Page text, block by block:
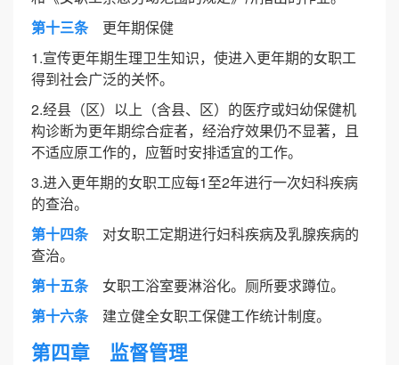
第十三条更年期保健
1.宣传更年期生理卫生知识，使进入更年期的女职工
得到社会广泛的关怀。
2.经县（区）以上（含县、区）的医疗或妇幼保健机
构诊断为更年期综合症者，经治疗效果仍不显著，且
不适应原工作的，应暂时安排适宜的工作。
3.进入更年期的女职工应每1至2年进行一次妇科疾病
的查治。
第十四条对女职工定期进行妇科疾病及乳腺疾病的
查治。
第十五条女职工浴室要淋浴化。厕所要求蹲位。
第十六条建立健全女职工保健工作统计制度。
第四章 监督管理